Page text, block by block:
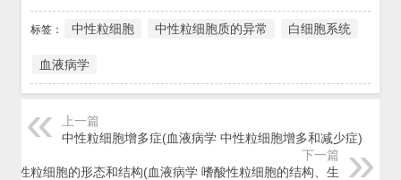
标签： 中性粒细胞 中性粒细胞质的异常 白细胞系统
血液病学
上一篇
中性粒细胞增多症(血液病学 中性粒细胞增多和减少症)
下一篇
酸性粒细胞的形态和结构(血液病学 嗜酸性粒细胞的结构、生